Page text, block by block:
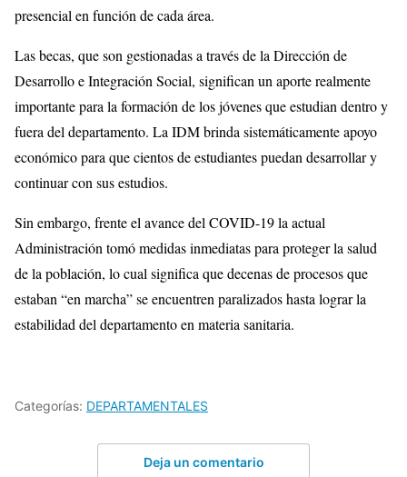
presencial en función de cada área.
Las becas, que son gestionadas a través de la Dirección de
Desarrollo e Integración Social, significan un aporte realmente
importante para la formación de los jóvenes que estudian dentro y
fuera del departamento. La IDM brinda sistemáticamente apoyo
económico para que cientos de estudiantes puedan desarrollar y
continuar con sus estudios.
Sin embargo, frente el avance del COVID-19 la actual
Administración tomó medidas inmediatas para proteger la salud
de la población, lo cual significa que decenas de procesos que
estaban “en marcha” se encuentren paralizados hasta lograr la
estabilidad del departamento en materia sanitaria.
Categorías: DEPARTAMENTALES
Deja un comentario